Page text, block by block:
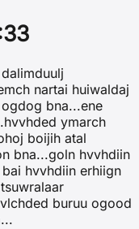
nartai huiwaldaj
bna...ene
ymarch
boijih atal
bna...goln hvvhdiin
hvvhdiin erhiign
buruu ogood